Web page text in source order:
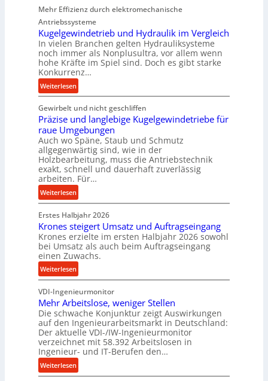
r
f
o
r
m
a
n
c
b
e
i
m
D
r
ü
c
k
p
r
o
z
e
s
Mehr Effizienz durch elektromechanische
Antriebssysteme
Kugelgewindetrieb und Hydraulik im Vergleich
In vielen Branchen gelten Hydrauliksysteme
noch immer als Nonplusultra, vor allem wenn
hohe Kräfte im Spiel sind. Doch es gibt starke
Konkurrenz…
Weiterlesen:
K
u
g
e
l
g
e
w
i
n
e
t
r
i
b
u
n
d
H
y
d
r
a
Gewirbelt und nicht geschliffen
Präzise und langlebige Kugelgewindetriebe für
raue Umgebungen
Auch wo Späne, Staub und Schmutz
allgegenwärtig sind, wie in der
Holzbearbeitung, muss die Antriebstechnik
exakt, schnell und dauerhaft zuverlässig
arbeiten. Für…
Weiterlesen:
P
r
ä
z
i
s
e
u
n
d
l
a
n
g
e
Erstes Halbjahr 2026
Krones steigert Umsatz und Auftragseingang
Krones erzielte im ersten Halbjahr 2026 sowohl
bei Umsatz als auch beim Auftragseingang
einen Zuwachs.
Weiterlesen:
K
r
o
n
e
s
s
t
e
VDI-Ingenieurmonitor
Mehr Arbeitslose, weniger Stellen
Die schwache Konjunktur zeigt Auswirkungen
auf den Ingenieurarbeitsmarkt in Deutschland:
Der aktuelle VDI-/IW-Ingenieurmonitor
verzeichnet mit 58.392 Arbeitslosen in
Ingenieur- und IT-Berufen den…
Weiterlesen:
M